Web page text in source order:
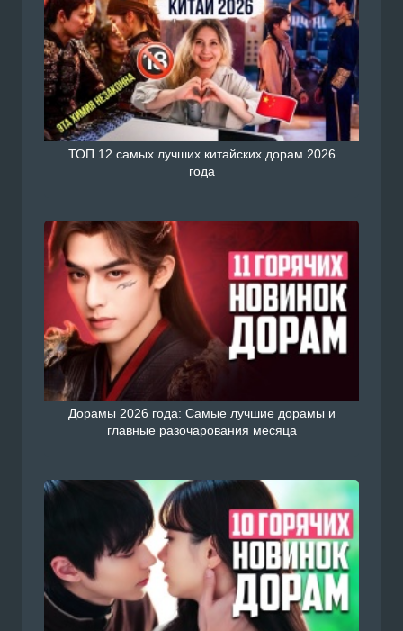
ТОП 12 самых лучших китайских дорам 2026
года
Дорамы 2026 года: Самые лучшие дорамы и
главные разочарования месяца